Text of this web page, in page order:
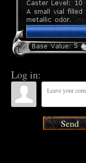
Log in:
Send